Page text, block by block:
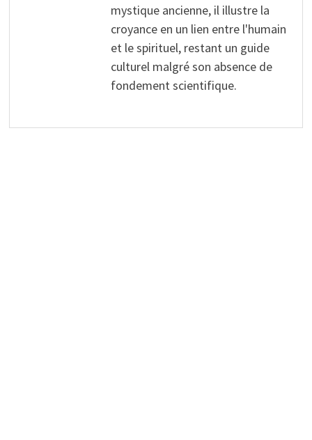
mystique ancienne, il illustre la
croyance en un lien entre l'humain
et le spirituel, restant un guide
culturel malgré son absence de
fondement scientifique.